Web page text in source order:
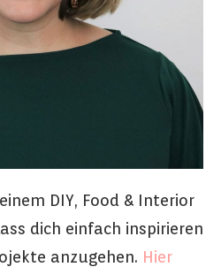
DIY, Food & Interior
dich einfach inspirieren
anzugehen. Hier